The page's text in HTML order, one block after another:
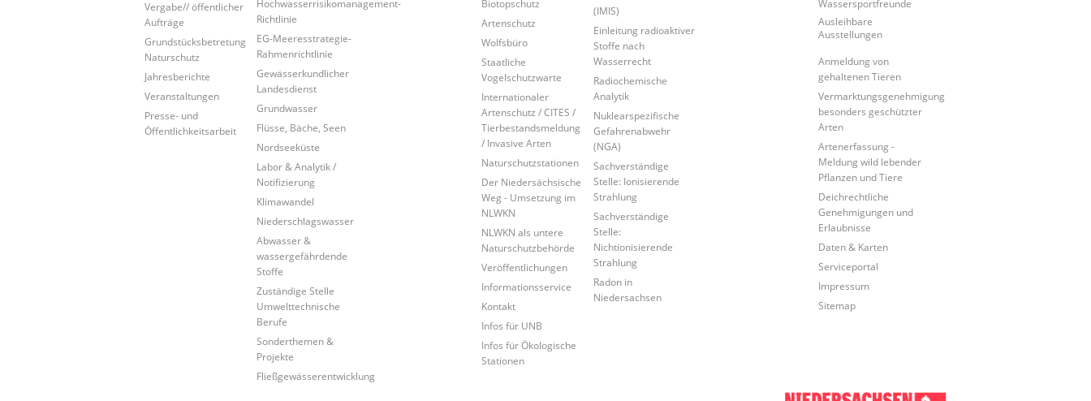
Vergabe// öffentlicher
Aufträge
Grundstücksbetretung
Naturschutz
Jahresberichte
Veranstaltungen
Presse- und
Öffentlichkeitsarbeit
Hochwasserrisikomanagement-
Richtlinie
EG-Meeresstrategie-
Rahmenrichtlinie
Gewässerkundlicher
Landesdienst
Grundwasser
Flüsse, Bäche, Seen
Nordseeküste
Labor & Analytik /
Notifizierung
Klimawandel
Niederschlagswasser
Abwasser &
wassergefährdende
Stoffe
Zuständige Stelle
Umwelttechnische
Berufe
Sonderthemen &
Projekte
Fließgewässerentwicklung
Biotopschutz
Artenschutz
Wolfsbüro
Staatliche
Vogelschutzwarte
Internationaler
Artenschutz / CITES /
Tierbestandsmeldung
/ Invasive Arten
Naturschutzstationen
Der Niedersächsische
Weg - Umsetzung im
NLWKN
NLWKN als untere
Naturschutzbehörde
Veröffentlichungen
Informationsservice
Kontakt
Infos für UNB
Infos für Ökologische
Stationen
(IMIS)
Einleitung radioaktiver
Stoffe nach
Wasserrecht
Radiochemische
Analytik
Nuklearspezifische
Gefahrenabwehr
(NGA)
Sachverständige
Stelle: Ionisierende
Strahlung
Sachverständige
Stelle:
Nichtionisierende
Strahlung
Radon in
Niedersachsen
Wassersportfreunde
Ausleihbare
Ausstellungen
Anmeldung von
gehaltenen Tieren
Vermarktungsgenehmigung
besonders geschützter
Arten
Artenerfassung -
Meldung wild lebender
Pflanzen und Tiere
Deichrechtliche
Genehmigungen und
Erlaubnisse
Daten & Karten
Serviceportal
Impressum
Sitemap